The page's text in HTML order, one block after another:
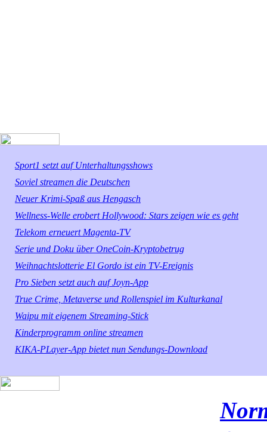
Sport1 setzt auf Unterhaltungsshows
Soviel streamen die Deutschen
Neuer Krimi-Spaß aus Hengasch
Wellness-Welle erobert Hollywood: Stars zeigen wie es geht
Telekom erneuert Magenta-TV
Serie und Doku über OneCoin-Kryptobetrug
Weihnachtslotterie El Gordo ist ein TV-Ereignis
Pro Sieben setzt auch auf Joyn-App
True Crime, Metaverse und Rollenspiel im Kulturkanal
Waipu mit eigenem Streaming-Stick
Kinderprogramm online streamen
KIKA-PLayer-App bietet nun Sendungs-Download